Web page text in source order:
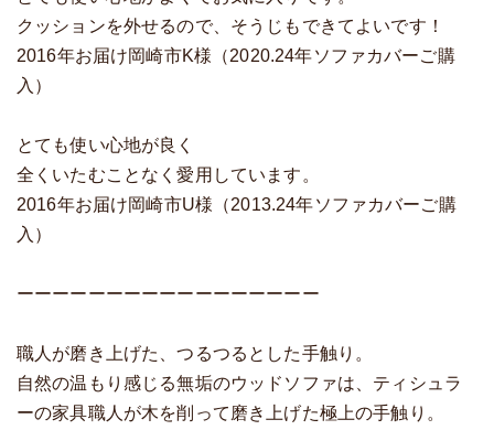
クッションを外せるので、そうじもできてよいです！
2016年お届け岡崎市K様（2020.24年ソファカバーご購
入）
とても使い心地が良く
全くいたむことなく愛用しています。
2016年お届け岡崎市U様（2013.24年ソファカバーご購
入）
ーーーーーーーーーーーーーーーーー
職人が磨き上げた、つるつるとした手触り。
自然の温もり感じる無垢のウッドソファは、ティシュラ
ーの家具職人が木を削って磨き上げた極上の手触り。